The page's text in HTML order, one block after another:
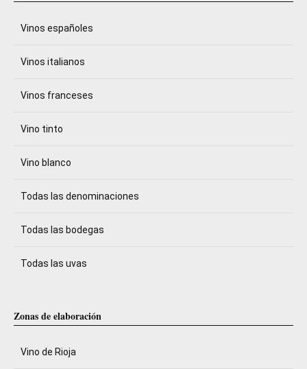
Vinos españoles
Vinos italianos
Vinos franceses
Vino tinto
Vino blanco
Todas las denominaciones
Todas las bodegas
Todas las uvas
Zonas de elaboración
Vino de Rioja